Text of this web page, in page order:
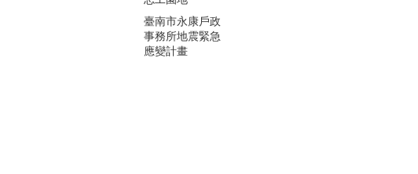
臺南市永康戶政
事務所地震緊急
應變計畫